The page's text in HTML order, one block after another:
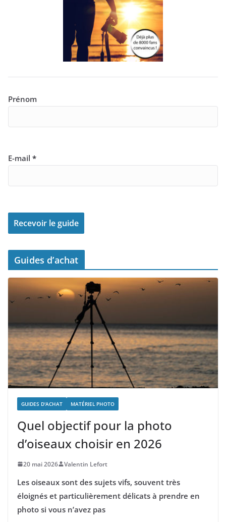
Prénom
E-mail *
Guides d’achat
GUIDES D'ACHAT MATÉRIEL PHOTO
Quel objectif pour la photo
d’oiseaux choisir en 2026
20 mai 2026 Valentin Lefort
Les oiseaux sont des sujets vifs, souvent très
éloignés et particulièrement délicats à prendre en
photo si vous n’avez pas